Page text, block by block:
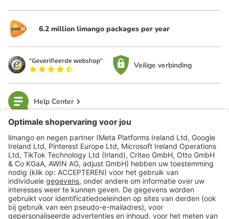
6.2 million limango packages per year
Veilige verbinding
Help Center
limango
Veilig winkelen
Klantenservice
Shop